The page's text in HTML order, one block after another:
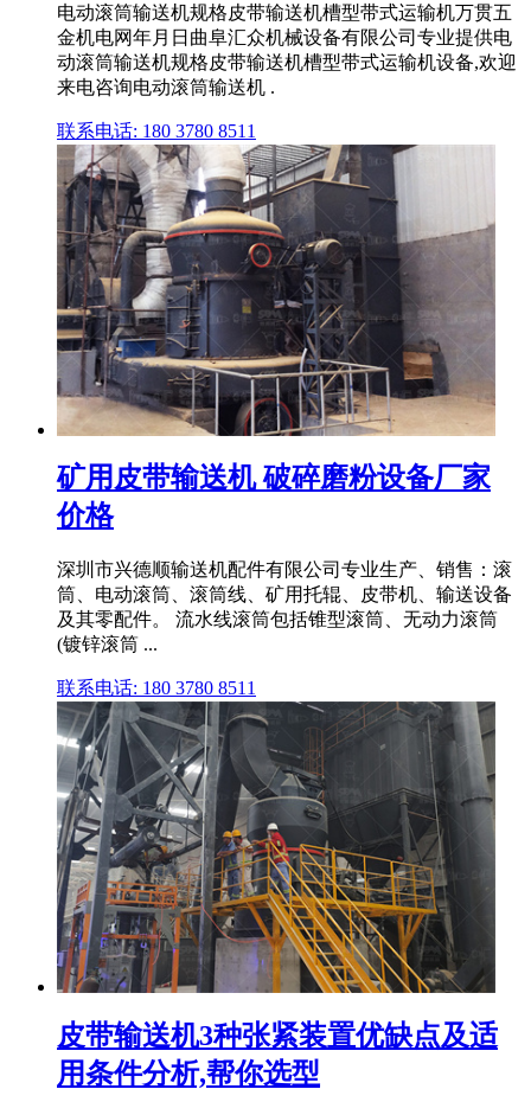
电动滚筒输送机规格皮带输送机槽型带式运输机万贯五
金机电网年月日曲阜汇众机械设备有限公司专业提供电
动滚筒输送机规格皮带输送机槽型带式运输机设备,欢迎
来电咨询电动滚筒输送机 .
联系电话: 180 3780 8511
矿用皮带输送机 破碎磨粉设备厂家
价格
深圳市兴德顺输送机配件有限公司专业生产、销售：滚
筒、电动滚筒、滚筒线、矿用托辊、皮带机、输送设备
及其零配件。 流水线滚筒包括锥型滚筒、无动力滚筒
(镀锌滚筒 ...
联系电话: 180 3780 8511
皮带输送机3种张紧装置优缺点及适
用条件分析,帮你选型